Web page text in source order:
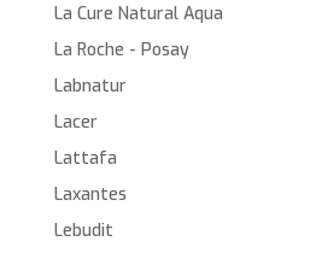
La Cure Natural Aqua
La Roche - Posay
Labnatur
Lacer
Lattafa
Laxantes
Lebudit